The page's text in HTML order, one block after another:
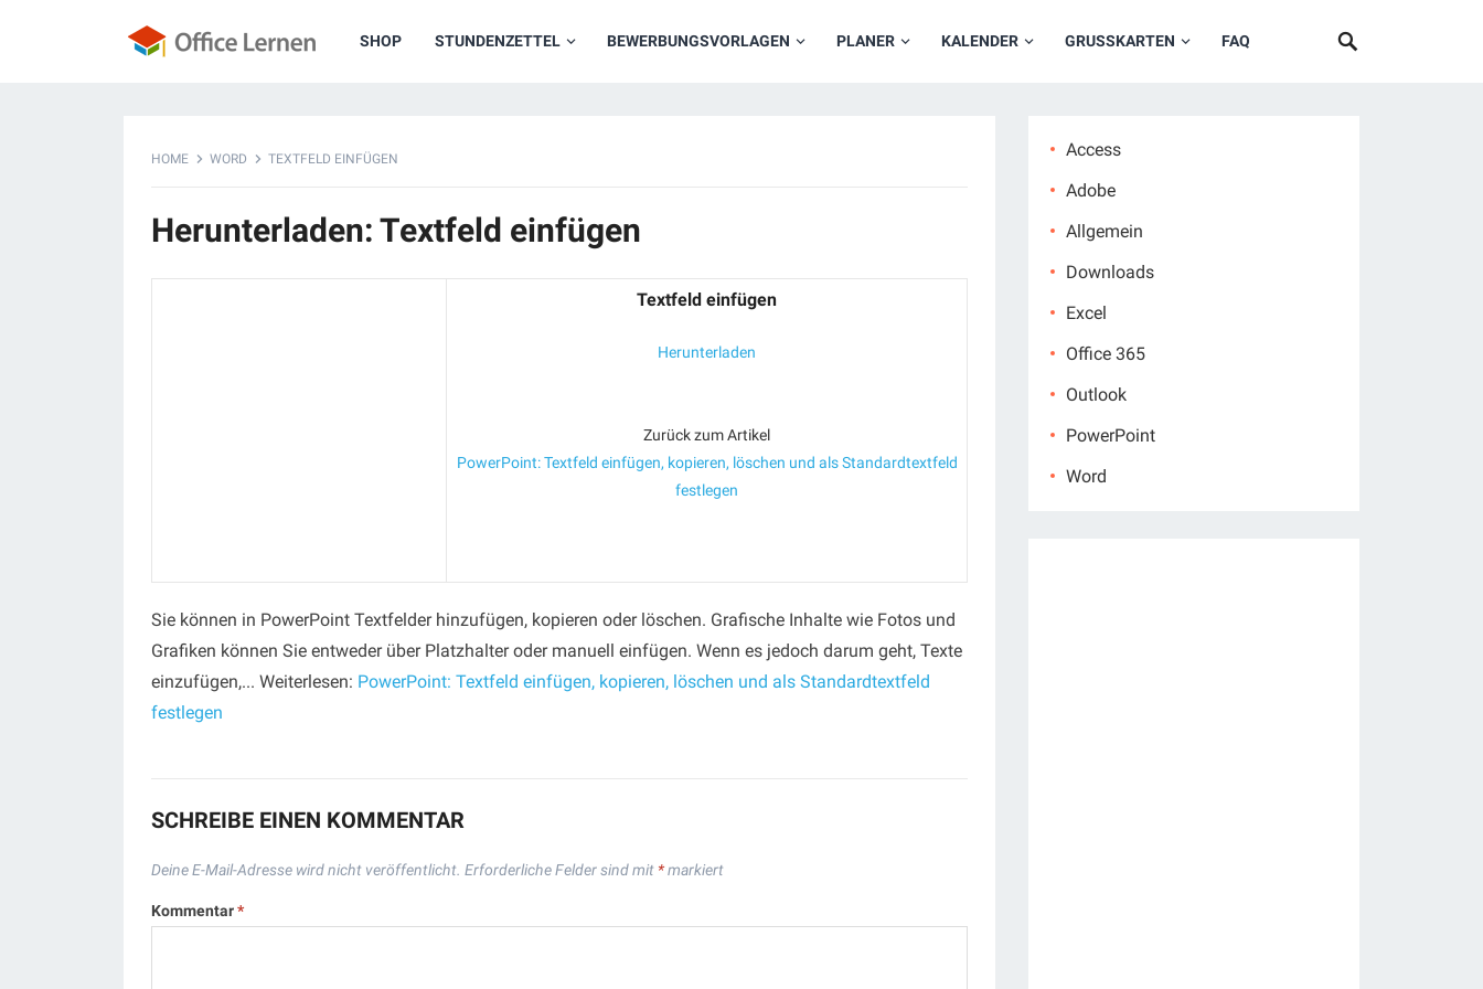
SHOP STUNDENZETTEL BEWERBUNGSVORLAGEN PLANER KALENDER GRUSSKARTEN FAQ
HOME WORD TEXTFELD EINFÜGEN
Herunterladen: Textfeld einfügen
Textfeld einfügen
Herunterladen
Zurück zum Artikel
PowerPoint: Textfeld einfügen, kopieren, löschen und als Standardtextfeld
festlegen
Sie können in PowerPoint Textfelder hinzufügen, kopieren oder löschen. Grafische Inhalte wie Fotos und
Grafiken können Sie entweder über Platzhalter oder manuell einfügen. Wenn es jedoch darum geht, Texte
einzufügen,... Weiterlesen: PowerPoint: Textfeld einfügen, kopieren, löschen und als Standardtextfeld
festlegen
SCHREIBE EINEN KOMMENTAR
Deine E-Mail-Adresse wird nicht veröffentlicht. Erforderliche Felder sind mit *markiert
Kommentar*
Access
Adobe
Allgemein
Downloads
Excel
Office 365
Outlook
PowerPoint
Word